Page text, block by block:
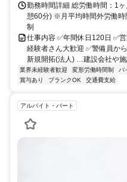
勤務時間詳細 総労働時間：1
憩60分) ※月平均時間外労働
制
仕事内容 ✅年間休日120日 ✅
経験者さん大歓迎 ✅警備員か
新規開拓(法人) …建設会社や
業界未経験者歓迎 変形労働時間制 バ
賞与あり
ブランクOK 交通費支給
アルバイト・パート